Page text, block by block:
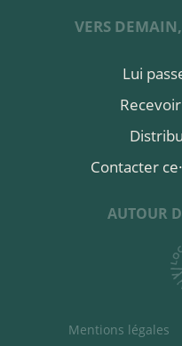
VERS
Lui
Contacter
AUTOUR
Mentions légales